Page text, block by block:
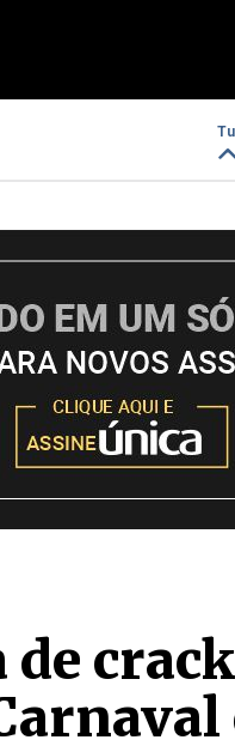
de crack